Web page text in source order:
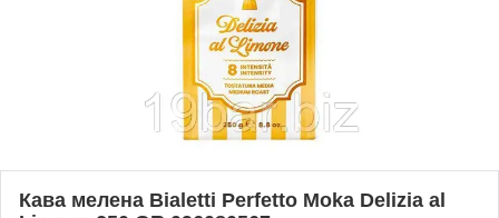
Кава мелена Bialetti Perfetto Moka Delizia al